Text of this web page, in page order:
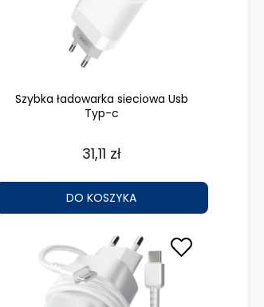
Szybka ładowarka sieciowa Usb
Typ-c
31,11 zł
DO KOSZYKA